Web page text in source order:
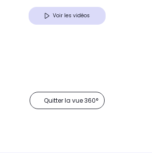
Voir les vidéos
Quitter la vue 360°